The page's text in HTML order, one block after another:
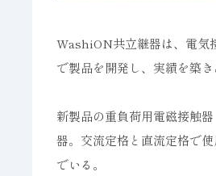
WashiON共立継器は、電気
で製品を開発し、実績を築き
新製品の重負荷用電磁接触
器。交流定格と直流定格で
でいる。